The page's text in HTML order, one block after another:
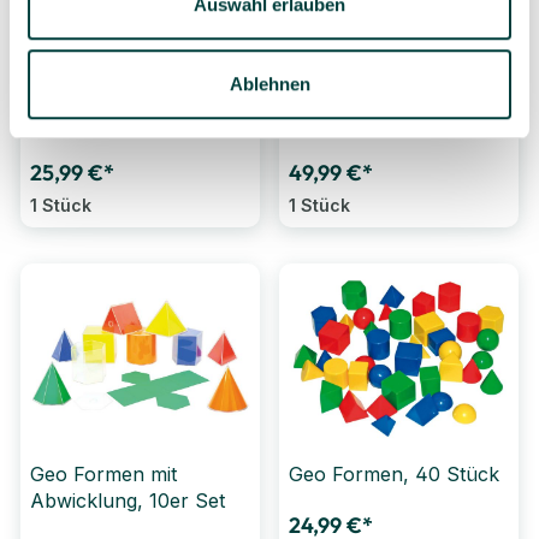
Auswahl erlauben
Ablehnen
Geometrische Körper,
transparent (blau) klein
25,99 €*
1 Stück
Geometrische Körper,
transparent (rot) groß
49,99 €*
1 Stück
Geo Formen mit
Abwicklung, 10er Set
Geo Formen, 40 Stück
24,99 €*